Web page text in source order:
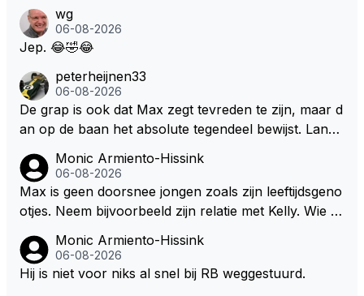
s. Je kunt de Staat het best vergelijken met de sherif
f van Nottinghem (Robin Hood) welk achter de bom
m/haar van zijn laatste zuurverdiende stuiver te ber
oven. De Staat heeft nooit ooit maar een stuiver in Z
andvoort willen investeren en dat zal ook nooit gebe
uren. Afdragen van BTW gelden en vergunningen bi
j dergelijke sportievefestiviteiten MOET je dan weer
wel afstaan, de parasiet.
wg
06-08-2026
Jep. 😂🤣😂
peterheijnen33
06-08-2026
De grap is ook dat Max zegt tevreden te zijn, maar d
an op de baan het absolute tegendeel bewijst. Lando
dan eigenlijk niet echt zien. ;)
Monic Armiento-Hissink
06-08-2026
Max is geen doorsnee jongen zoals zijn leeftijdsgeno
otjes. Neem bijvoorbeeld zijn relatie met Kelly. Wie g
artjes ouder is en al een kleine heeft van een voorm
alig RB-lid op de leeftijd van 23 jaar? Hij doet dingen
Monic Armiento-Hissink
06-08-2026
Hij is niet voor niks al snel bij RB weggestuurd.